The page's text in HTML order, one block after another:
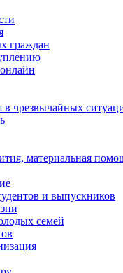
граждан
в чрезвычайных
материальная
и выпускников
семей